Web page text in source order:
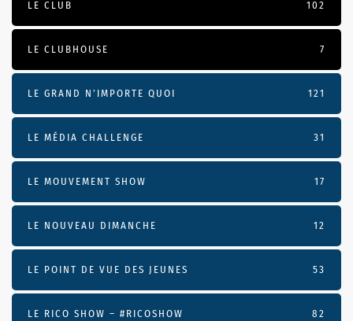
LE CLUB 102
LE CLUBHOUSE 7
LE GRAND N’IMPORTE QUOI 121
LE MÉDIA CHALLENGE 31
LE MOUVEMENT SHOW 17
LE NOUVEAU DIMANCHE 12
LE POINT DE VUE DES JEUNES 53
LE RICO SHOW – #RICOSHOW 82